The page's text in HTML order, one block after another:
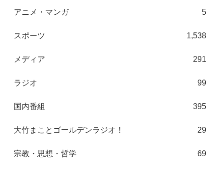
アニメ・マンガ 5
スポーツ 1,538
メディア 291
ラジオ 99
国内番組 395
大竹まことゴールデンラジオ！ 29
宗教・思想・哲学 69